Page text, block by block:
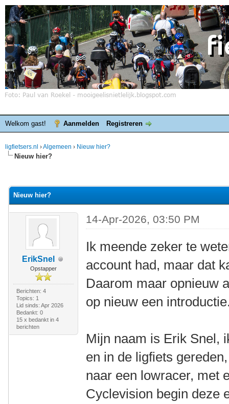
Welkom gast! Aanmelden Registreren
ligfietsers.nl ›Algemeen › Nieuw hier?
Nieuw hier?
Nieuw hier?
ErikSnel
Opstapper
Berichten: 4
Topics: 1
Lid sinds: Apr 2026
Bedankt: 0
15 x bedankt in 4
berichten
14-Apr-2026, 03:50 PM
Ik meende zeker te
account had, maar dat
Daarom maar opnieuw
op nieuw een
Mijn naam is Erik Snel,
en in de ligfiets
naar een lowracer, met
Cyclevision begin deze